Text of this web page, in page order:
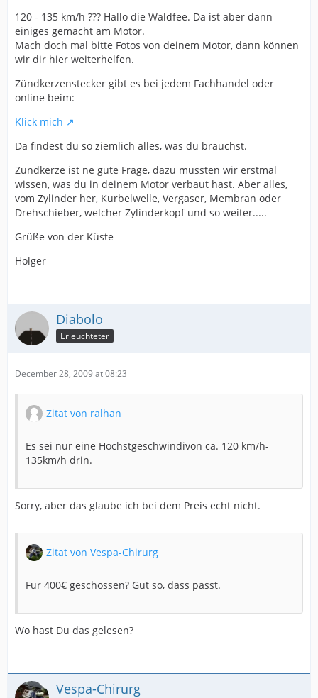
120 - 135 km/h ??? Hallo die Waldfee. Da ist aber dann
einiges gemacht am Motor.
Mach doch mal bitte Fotos von deinem Motor, dann können
wir dir hier weiterhelfen.
Zündkerzenstecker gibt es bei jedem Fachhandel oder
online beim:
Klick mich
Da findest du so ziemlich alles, was du brauchst.
Zündkerze ist ne gute Frage, dazu müssten wir erstmal
wissen, was du in deinem Motor verbaut hast. Aber alles,
vom Zylinder her, Kurbelwelle, Vergaser, Membran oder
Drehschieber, welcher Zylinderkopf und so weiter.....
Grüße von der Küste
Holger
Diabolo
Erleuchteter
December 28, 2009 at 08:23
Zitat von ralhan
Es sei nur eine Höchstgeschwindivon ca. 120 km/h-
135km/h drin.
Sorry, aber das glaube ich bei dem Preis echt nicht.
Zitat von Vespa-Chirurg
Für 400€ geschossen? Gut so, dass passt.
Wo hast Du das gelesen?
Vespa-Chirurg